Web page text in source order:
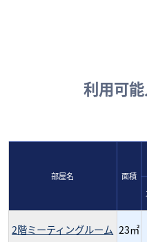
利用可
部屋名 面積
2階ミーティングルーム 23㎡